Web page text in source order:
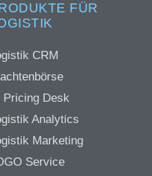
FÜR
CRM
Pricing Desk
Analytics
Marketing
Service